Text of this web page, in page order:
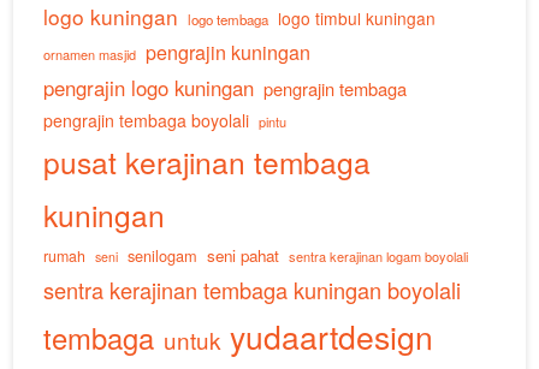
logo kuningan logo tembaga logo timbul kuningan
ornamen masjid pengrajin kuningan
pengrajin logo kuningan pengrajin tembaga
pengrajin tembaga boyolali pintu
pusat kerajinan tembaga
kuningan
rumah seni senilogam seni pahat sentra kerajinan logam boyolali
sentra kerajinan tembaga kuningan boyolali
tembaga untuk yudaartdesign